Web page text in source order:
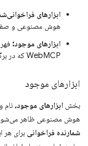
ابزارهای
هوش مصنوعی و
ابزارهای موجود:
WebMCP که در برگه فعال شناسایی شده‌اند.
ابزارهای موجود
بخش ابزارهای موجود، نام
هوش مصنوعی ظاهر
شمارنده فراخوانی برای هر